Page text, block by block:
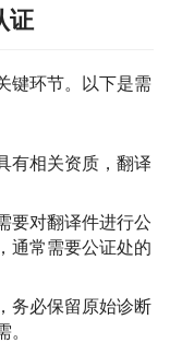
证
键环节。以下是需
有相关资质，翻译
要对翻译件进行公
通常需要公证处的
务必保留原始诊断